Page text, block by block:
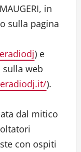
in
sulla pagina
) e
web
).
dal mitico
con ospiti